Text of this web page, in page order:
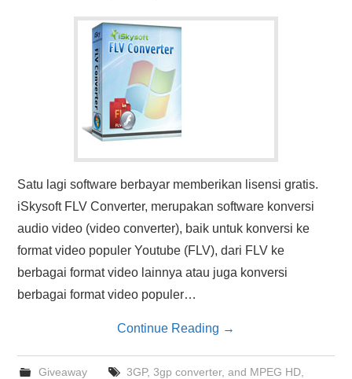
Satu lagi software berbayar memberikan lisensi gratis.
iSkysoft FLV Converter, merupakan software konversi
audio video (video converter), baik untuk konversi ke
format video populer Youtube (FLV), dari FLV ke
berbagai format video lainnya atau juga konversi
berbagai format video populer…
Continue Reading →
Giveaway 3GP, 3gp converter, and MPEG HD,